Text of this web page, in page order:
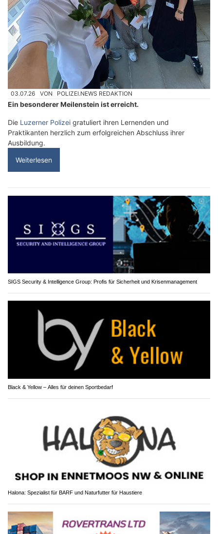
03.07.26 VON POLIZEI.NEWS REDAKTION
Ein besonderer Meilenstein ist erreicht.
Die Luzerner Polizei gratuliert ihren Lernenden und
Praktikanten herzlich zum erfolgreichen Abschluss ihrer
Ausbildung.
Weiterlesen
SIGS Security & Intelligence Group: Profis für Sicherheit und Krisenmanagement
Black & Yellow – Alles für deinen Sportbedarf
Halona: Spezialist für BARF und Naturfutter für Haustiere